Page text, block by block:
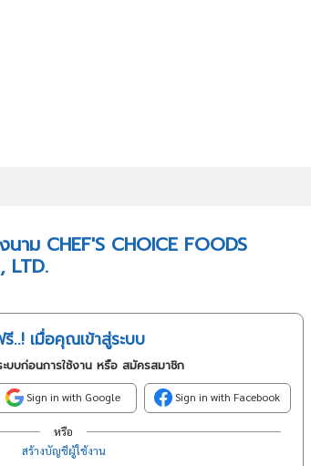
าม CHEF'S CHOICE FOODS
LTD.
..! เมื่อคุณเข้าสู่ระบบ
บบก่อนการใช้งาน หรือ สมัครสมาชิก
Sign in with Google Sign in with Facebook
หรือ
สร้างบัญชีผู้ใช้งาน